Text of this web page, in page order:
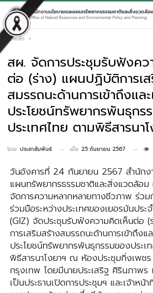
หน้าหลัก
สผ. จัดการประชุมรับฟังคว
ต่อ (ร่าง) แผนปฏิบัติการเ
สมรรถนะด้านการเข้าถึงแ
ประโยชน์ทรัพยากรพันธุกร
ประเทศไทย ตามพิธีสารนา
โดย ประชาสัมพันธ์ เมื่อ 25 กันยายน 2567
วันอังคารที่ 24 กันยายน 2567 สำนักง
แผนทรัพยากรธรรมชาติและสิ่งแวดล้อ
จัดการความหลากหลายทางชีวภาพ ร่ว
ร่วมมือระหว่างประเทศของเยอรมันประ
(GIZ) จัดประชุมรับฟังความคิดเห็นต่อ
การเสริมสร้างสมรรถนะด้านการเข้าถึง
ประโยชน์ทรัพยากรพันธุกรรมของประเ
พิธีสารนาโงยาฯ ณ ห้องประชุมกิ่งเพชร
กรุงเทพ โดยมีนายประเสริฐ ศิรินภาพร
เป็นประธานเปิดการประชุมฯ และเจ้าหน้